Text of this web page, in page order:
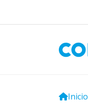
Inicio